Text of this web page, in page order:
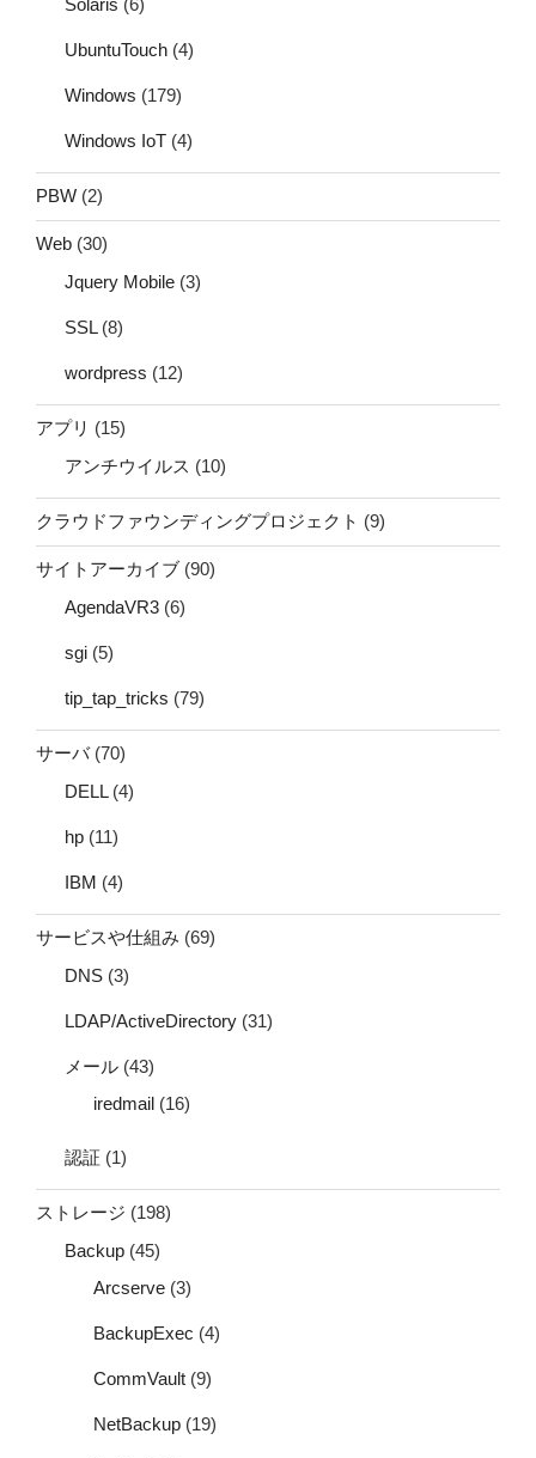
UbuntuTouch (4)
Windows (179)
Windows IoT (4)
PBW (2)
Web (30)
Jquery Mobile (3)
SSL(8)
wordpress (12)
アプリ (15)
アンチウイルス (10)
クラウドファウンディングプロジェクト (9)
サイトアーカイブ (90)
AgendaVR3 (6)
sgi (5)
tip_tap_tricks (79)
サーバ(70)
DELL(4)
hp (11)
IBM (4)
サービスや仕組み (69)
DNS (3)
LDAP/ActiveDirectory (31)
メール (43)
iredmail (16)
認証 (1)
ストレージ (198)
Backup (45)
Arcserve (3)
BackupExec (4)
CommVault (9)
NetBackup (19)